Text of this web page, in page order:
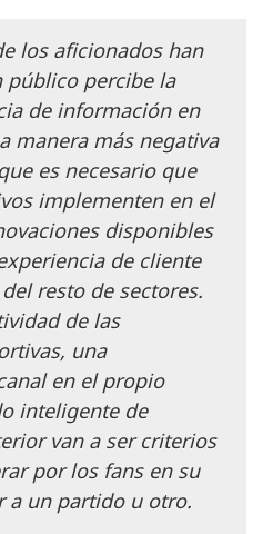
los aficionados han
público percibe la
de información en
manera más negativa
es necesario que
implementen en el
disponibles
de cliente
resto de sectores.
de las
una
en el propio
inteligente de
van a ser criterios
por los fans en su
a un partido u otro.